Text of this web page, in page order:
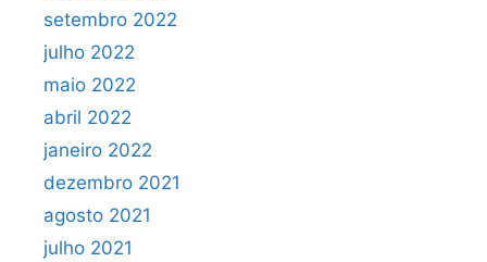
setembro 2022
julho 2022
maio 2022
abril 2022
janeiro 2022
dezembro 2021
agosto 2021
julho 2021